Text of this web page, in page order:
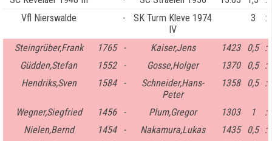
Vfl Nierswalde
-
SK Turm Kleve 1974
IV
3 :
Steingrüber,Frank 1765 - Kaiser,Jens 1423 0,5 :
Güdden,Stefan
1552 - Gosse,Holger 1370 0,5 :
Hendriks,Sven
1584 -
Schneider,Hans-
Peter
1358 0,5 :
Wegner,Siegfried 1456 - Plum,Gregor 1303 1
:
Nielen,Bernd
1454 - Nakamura,Lukas 1435 0,5 :